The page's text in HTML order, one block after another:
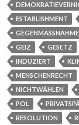
ESTABLISHMENT
GEGENMASSNAHMEN
GEIZ
GESETZ
INDUZIERT
MENSCHENRECHT
NICHTWÄHLEN
POL
RESOLUTION